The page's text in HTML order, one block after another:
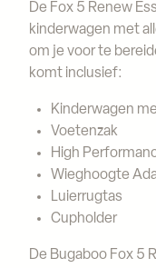
De Fox 5 Renew
kinderwagen met
om je voor te
komt inclusief:
Kinderwagen
Voetenzak
High
Wieghoogte
Luierrugtas
Cupholder
De Bugaboo Fox 5